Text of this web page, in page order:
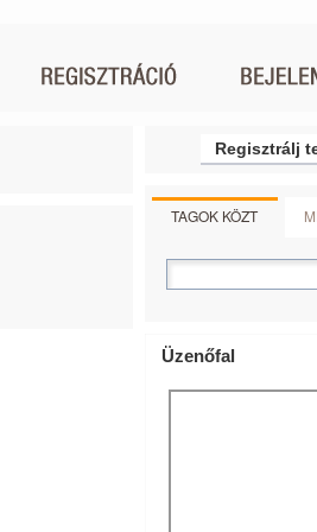
Regisztrálj
TAGOK KÖZT
Üzenőfal